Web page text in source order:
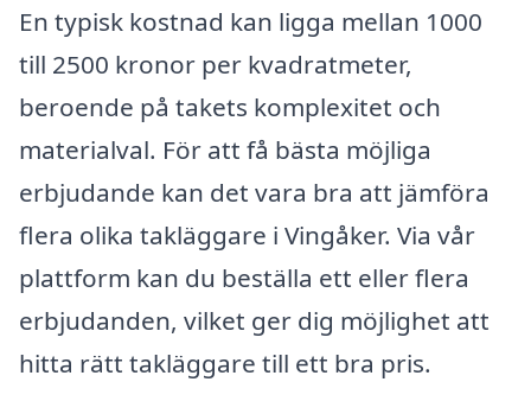
En typisk kostnad kan ligga mellan 1000
till 2500 kronor per kvadratmeter,
beroende på takets komplexitet och
materialval. För att få bästa möjliga
erbjudande kan det vara bra att jämföra
flera olika takläggare i Vingåker. Via vår
plattform kan du beställa ett eller flera
erbjudanden, vilket ger dig möjlighet att
hitta rätt takläggare till ett bra pris.